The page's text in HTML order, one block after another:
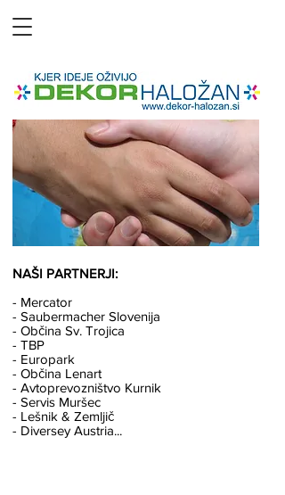
NAŠI PARTNERJI:
- Mercator
- Saubermacher Slovenija
- Občina Sv. Trojica
- TBP
- Europark
- Občina Lenart
- Avtoprevozništvo Kurnik
- Servis Muršec
- Lešnik & Zemljič
- Diversey Austria...